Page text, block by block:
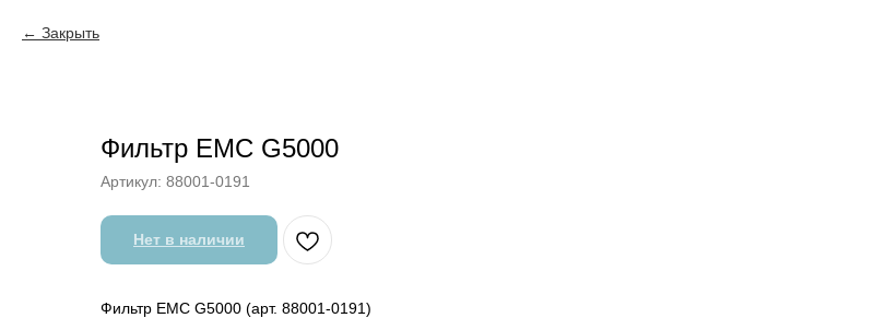
Закрыть
Фильтр EMC G5000
Артикул: 88001-0191
Нет в наличии
Фильтр EMC G5000 (арт. 88001-0191)